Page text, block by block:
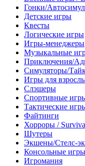
Гонки/
Детские игры
Квесты
Логические игры
Игры-менеджеры
Музыкальные
Приключения/
Симуляторы/
Игры для
Слэшеры
Спортивные
Тактические
Файтинги
Хорроры /
Шутеры
Экшены/Стелс-
Консольные игры
Игромания